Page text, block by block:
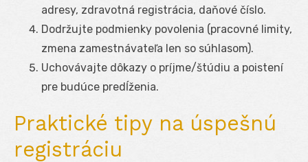
adresy, zdravotná registrácia, daňové číslo.
Dodržujte podmienky povolenia (pracovné limity,
zmena zamestnávateľa len so súhlasom).
Uchovávajte dôkazy o príjme/štúdiu a poistení
pre budúce predĺženia.
Praktické tipy na úspešnú
registráciu